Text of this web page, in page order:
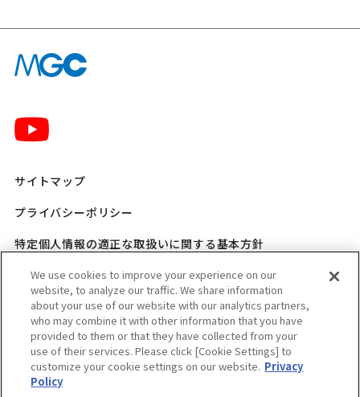
サイトマップ
プライバシーポリシー
特定個人情報の適正な取扱いに関する基本方針
三菱ガス化学 SNSポリシー
ご利用規程
ウェブアクセシビリティ方針
適格請求書発行事業者登録番号のお知らせ
We use cookies to improve your experience on our
website, to analyze our traffic. We share information
about your use of our website with our analytics partners,
who may combine it with other information that you have
provided to them or that they have collected from your
use of their services. Please click [Cookie Settings] to
customize your cookie settings on our website. Privacy
Policy